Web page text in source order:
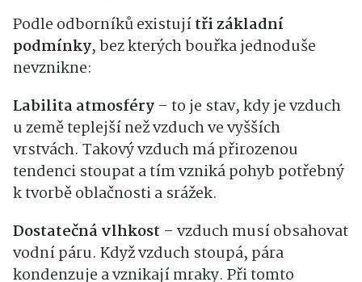
Podle odborníků existujítři základní
podmínky, bez kterých bouřka jednoduše
nevznikne:
Labilita atmosféry – to je stav, kdy je vzduch
u země teplejší než vzduch ve vyšších
vrstvách. Takový vzduch má přirozenou
tendenci stoupat a tím vzniká pohyb potřebný
k tvorbě oblačnosti a srážek.
Dostatečná vlhkost – vzduch musí obsahovat
vodní páru. Když vzduch stoupá, pára
kondenzuje a vznikají mraky. Při tomto